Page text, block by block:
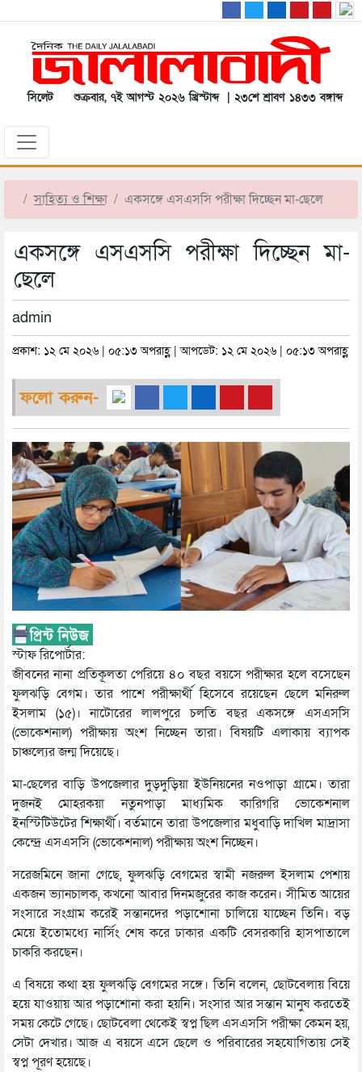
সিলেট শুক্রবার, ৭ই আগস্ট ২০২৬ খ্রিস্টাব্দ | ২৩শে শ্রাবণ ১৪৩৩ বঙ্গাব্দ
সাহিত্য ও শিক্ষা একসঙ্গে এসএসসি পরীক্ষা দিচ্ছেন মা-ছেলে
একসঙ্গে এসএসসি পরীক্ষা দিচ্ছেন মা-
ছেলে
admin
প্রকাশ: ১২ মে ২০২৬ | ০৫:১৩ অপরাহ্ণ | আপডেট: ১২ মে ২০২৬ | ০৫:১৩ অপরাহ্ণ
ফলো করুন-
স্টাফ রিপোর্টার:
জীবনের নানা প্রতিকূলতা পেরিয়ে ৪০ বছর বয়সে পরীক্ষার হলে বসেছেন
ফুলঝড়ি বেগম। তার পাশে পরীক্ষার্থী হিসেবে রয়েছেন ছেলে মনিরুল
ইসলাম (১৫)। নাটোরের লালপুরে চলতি বছর একসঙ্গে এসএসসি
(ভোকেশনাল) পরীক্ষায় অংশ নিচ্ছেন তারা। বিষয়টি এলাকায় ব্যাপক
চাঞ্চল্যের জন্ম দিয়েছে।
মা-ছেলের বাড়ি উপজেলার দুড়দুড়িয়া ইউনিয়নের নওপাড়া গ্রামে। তারা
দুজনই মোহরকয়া নতুনপাড়া মাধ্যমিক কারিগরি ভোকেশনাল
ইনস্টিটিউটের শিক্ষার্থী। বর্তমানে তারা উপজেলার মধুবাড়ি দাখিল মাদ্রাসা
কেন্দ্রে এসএসসি (ভোকেশনাল) পরীক্ষায় অংশ নিচ্ছেন।
সরেজমিনে জানা গেছে, ফুলঝড়ি বেগমের স্বামী নজরুল ইসলাম পেশায়
একজন ভ্যানচালক, কখনো আবার দিনমজুরের কাজ করেন। সীমিত আয়ের
সংসারে সংগ্রাম করেই সন্তানদের পড়াশোনা চালিয়ে যাচ্ছেন তিনি। বড়
মেয়ে ইতোমধ্যে নার্সিং শেষ করে ঢাকার একটি বেসরকারি হাসপাতালে
চাকরি করছেন।
এ বিষয়ে কথা হয় ফুলঝড়ি বেগমের সঙ্গে। তিনি বলেন, ছোটবেলায় বিয়ে
হয়ে যাওয়ায় আর পড়াশোনা করা হয়নি। সংসার আর সন্তান মানুষ করতেই
সময় কেটে গেছে। ছোটবেলা থেকেই স্বপ্ন ছিল এসএসসি পরীক্ষা কেমন হয়,
সেটা দেখার। আজ এ বয়সে এসে ছেলে ও পরিবারের সহযোগিতায় সেই
স্বপ্ন পূরণ হয়েছে।